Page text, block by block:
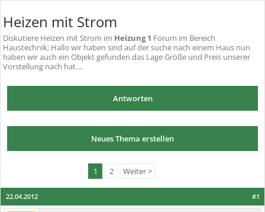
Heizen mit Strom
Diskutiere Heizen mit Strom im Heizung 1 Forum im Bereich
Haustechnik; Hallo wir haben sind auf der suche nach einem Haus nun
haben wir auch ein Objekt gefunden das Lage Größe und Preis unserer
Vorstellung nach hat....
Antworten
Neues Thema erstellen
1 2 Weiter >
#1
22.04.2012